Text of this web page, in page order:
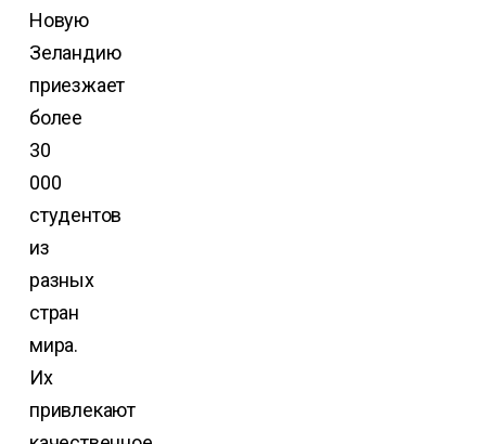
Новую
Зеландию
приезжает
более
30
000
студентов
из
разных
стран
мира.
Их
привлекают